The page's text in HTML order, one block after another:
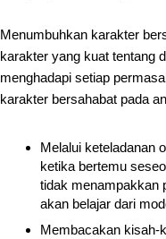
Menumbuhkan karakter
karakter yang kuat tentang
menghadapi setiap
karakter bersahabat pada
Melalui keteladanan
ketika bertemu
tidak menampakkan
akan belajar dari
Membacakan kisah-